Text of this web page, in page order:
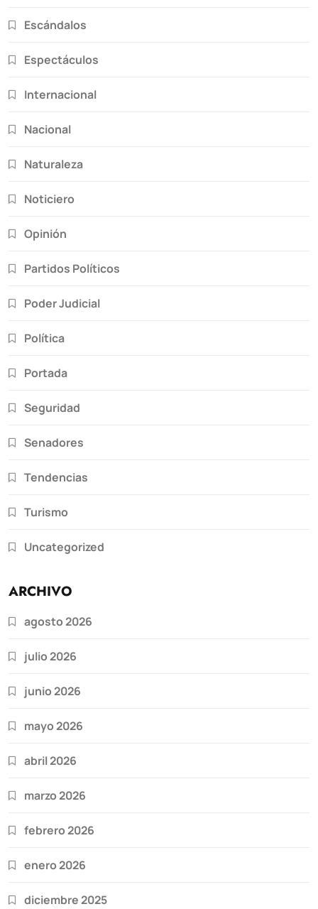
Escándalos
Espectáculos
Internacional
Nacional
Naturaleza
Noticiero
Opinión
Partidos Políticos
Poder Judicial
Política
Portada
Seguridad
Senadores
Tendencias
Turismo
Uncategorized
ARCHIVO
agosto 2026
julio 2026
junio 2026
mayo 2026
abril 2026
marzo 2026
febrero 2026
enero 2026
diciembre 2025